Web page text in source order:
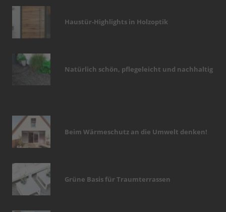
Haustür-Highlights in Holzoptik
Natürlich schön, pflegeleicht und nachhaltig
Beim Wärmeschutz an die Umwelt denken!
Grüne Basis für Traumterrassen